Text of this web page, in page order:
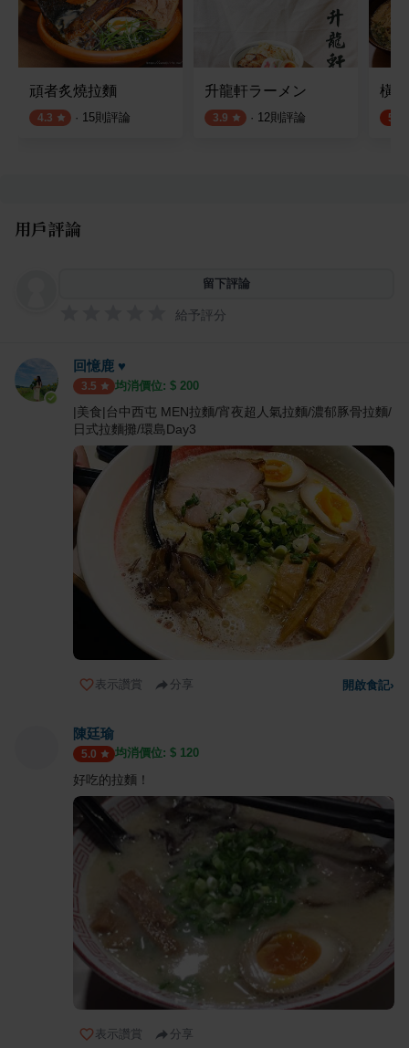
頑者炙燒拉麵
4.3 · 15則評論
升龍軒ラーメン
3.9 · 12則評論
橫
5.0
用戶評論
留下評論
給予評分
回憶鹿 ♥
3.5 均消價位: $ 200
|美食|台中西屯 MEN拉麵/宵夜超人氣拉麵/濃郁豚骨拉麵/
日式拉麵攤/環島Day3
表示讚賞 分享 開啟食記›
陳廷瑜
5.0 均消價位: $ 120
好吃的拉麵！
表示讚賞 分享